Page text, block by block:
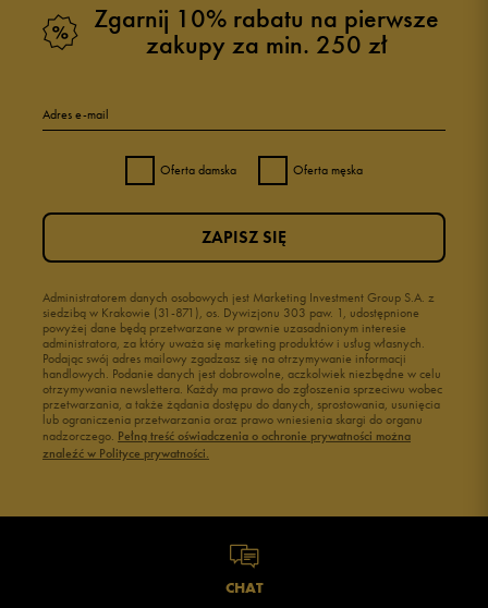
Zgarnij 10% rabatu na pierwsze
zakupy za min. 250 zł
Adres e-mail
Oferta damska Oferta męska
Administratorem danych osobowych jest Marketing Investment Group S.A. z
siedzibą w Krakowie (31-871), os. Dywizjonu 303 paw. 1, udostępnione
powyżej dane będą przetwarzane w prawnie uzasadnionym interesie
administratora, za który uważa się marketing produktów i usług własnych.
Podając swój adres mailowy zgadzasz się na otrzymywanie informacji
handlowych. Podanie danych jest dobrowolne, aczkolwiek niezbędne w celu
otrzymywania newslettera. Każdy ma prawo do zgłoszenia sprzeciwu wobec
przetwarzania, a także żądania dostępu do danych, sprostowania, usunięcia
lub ograniczenia przetwarzania oraz prawo wniesienia skargi do organu
nadzorczego. Pełną treść oświadczenia o ochronie prywatności można
znaleźć w Polityce prywatności.
ZAPISZ SIĘ
CHAT